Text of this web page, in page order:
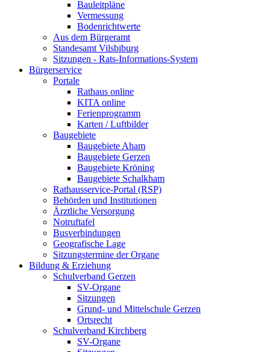
Bauleitpläne
Vermessung
Bodenrichtwerte
Aus dem Bürgeramt
Standesamt Vilsbiburg
Sitzungen - Rats-Informations-System
Bürgerservice
Portale
Rathaus online
KITA online
Ferienprogramm
Karten / Luftbilder
Baugebiete
Baugebiete Aham
Baugebiete Gerzen
Baugebiete Kröning
Baugebiete Schalkham
Rathausservice-Portal (RSP)
Behörden und Institutionen
Ärztliche Versorgung
Notruftafel
Busverbindungen
Geografische Lage
Sitzungstermine der Organe
Bildung & Erziehung
Schulverband Gerzen
SV-Organe
Sitzungen
Grund- und Mittelschule Gerzen
Ortsrecht
Schulverband Kirchberg
SV-Organe